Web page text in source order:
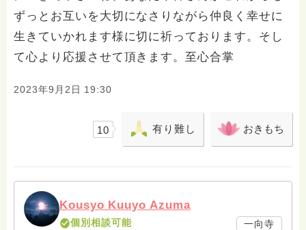
ずっとお互いを大切になさりながら仲良く幸せに
生きていかれます様に切に祈っております。そし
て心より応援させて頂きます。至心合掌
2023年9月2日 19:30
10 有り難し おきもち
Kousyo Kuuyo Azuma
個別相談可能
一向寺